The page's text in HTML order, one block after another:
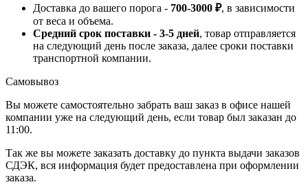
Доставка до вашего порога - 700-3000 ₽, в зависимости
от веса и объема.
Средний срок поставки - 3-5 дней, товар отправляется
на следующий день после заказа, далее сроки поставки
транспортной компании.
Самовывоз
Вы можете самостоятельно забрать ваш заказ в офисе нашей
компании уже на следующий день, если товар был заказан до
11:00.
Так же вы можете заказать доставку до пункта выдачи заказов
СДЭК, вся информация будет предоставлена при оформлении
заказа.